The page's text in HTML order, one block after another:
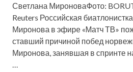
Светлана МироноваФото:
Reuters Российская
Миронова в эфире «Матч ТВ»
ставший причиной побед
Миронова, занявшая в спринте
…